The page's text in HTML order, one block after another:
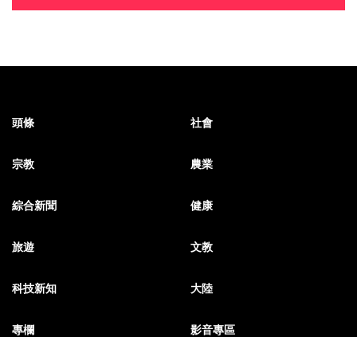
頭條 社會
宗教 農業
綜合新聞 健康
旅遊 文教
科技新知 大陸
專欄 影音專區